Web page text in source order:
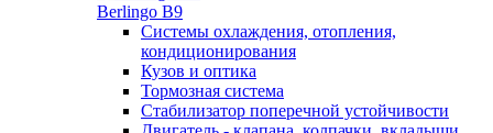
Berlingo B9
Системы охлаждения, отопления,
кондиционирования
Кузов и оптика
Тормозная система
Стабилизатор поперечной устойчивости